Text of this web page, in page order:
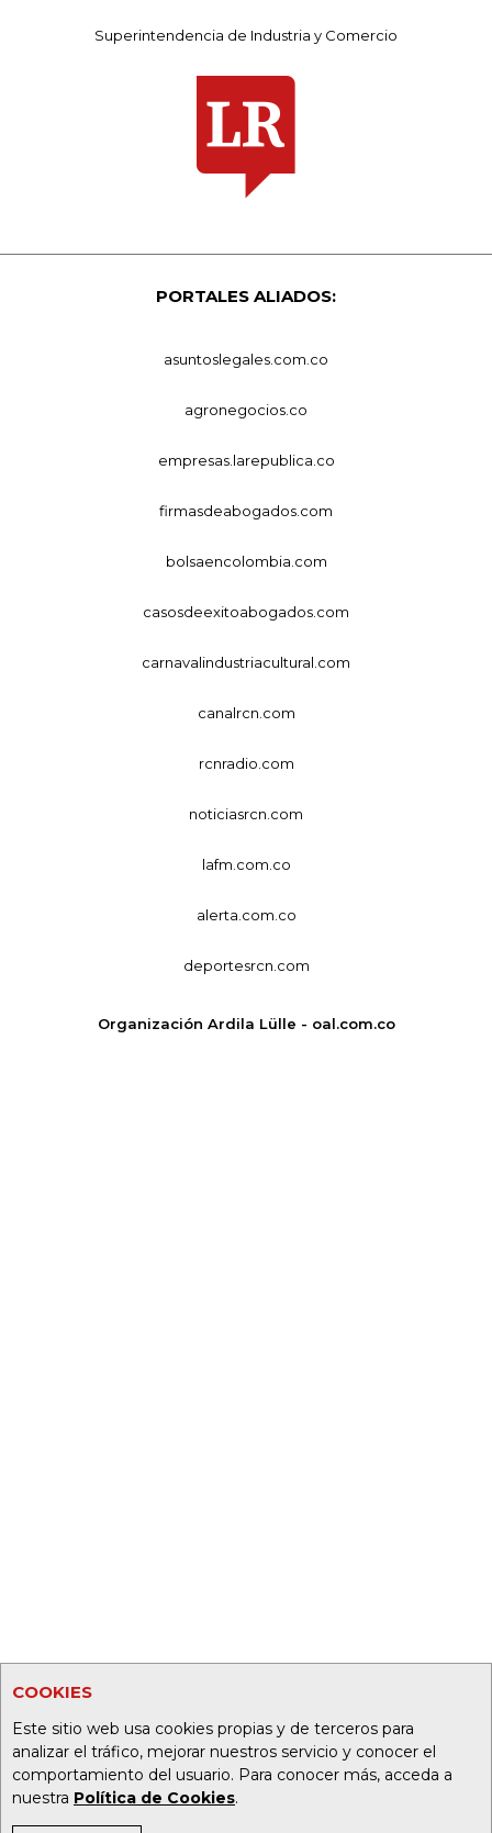
COOKIES
Este sitio web usa cookies propias y de terceros para
analizar el tráfico, mejorar nuestros servicio y conocer el
comportamiento del usuario. Para conocer más, acceda a
nuestra Política de Cookies.
Superintendencia de Industria y Comercio
PORTALES ALIADOS:
asuntoslegales.com.co
agronegocios.co
empresas.larepublica.co
firmasdeabogados.com
bolsaencolombia.com
casosdeexitoabogados.com
carnavalindustriacultural.com
canalrcn.com
rcnradio.com
noticiasrcn.com
lafm.com.co
alerta.com.co
deportesrcn.com
Organización Ardila Lülle - oal.com.co